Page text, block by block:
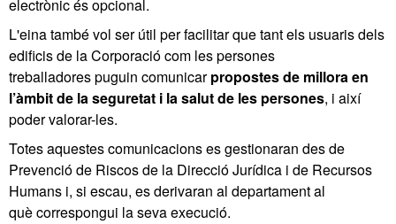
electrònic és opcional.
L'eina també vol ser útil per facilitar que tant els usuaris dels
edificis de la Corporació com les persones
treballadores puguin comunicarpropostes de millora en
l’àmbit de la seguretat i la salut de les persones, i així
poder valorar-les.
Totes aquestes comunicacions es gestionaran des de
Prevenció de Riscos de la Direcció Jurídica i de Recursos
Humans i, si escau, es derivaran al departament al
què correspongui la seva execució.